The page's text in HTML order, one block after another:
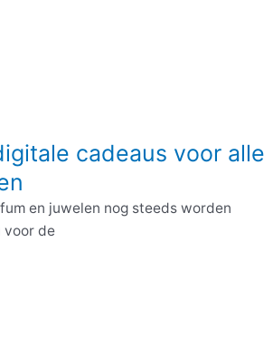
cadeaus voor alle
en juwelen nog steeds worden
voor de